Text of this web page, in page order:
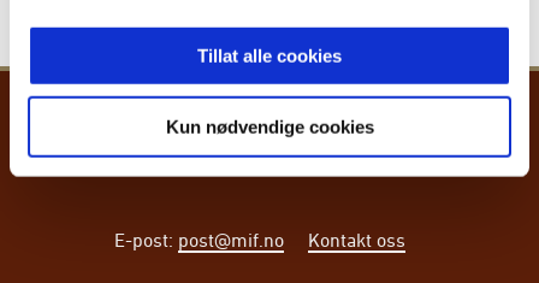
Tillat alle cookies
Kun nødvendige cookies
E-post: post@mif.no Kontakt oss